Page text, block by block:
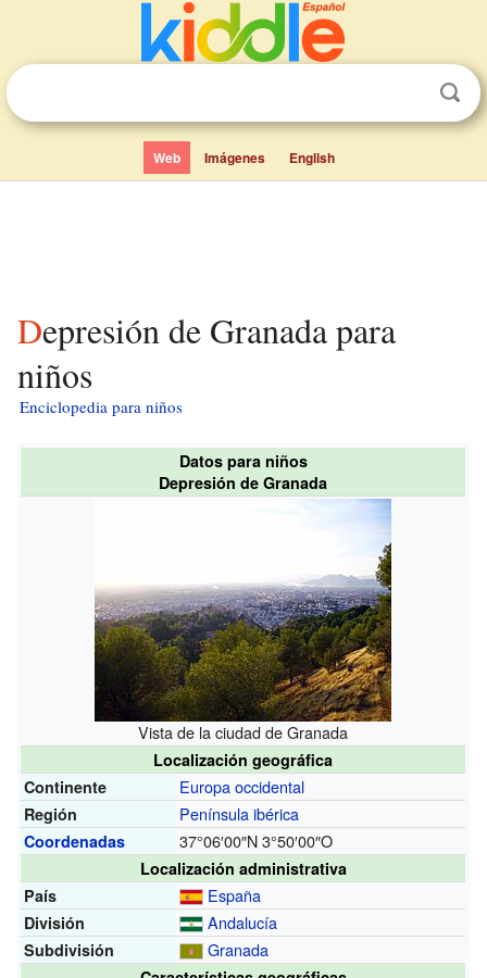
Web Imágenes English
Depresión de Granada para
niños
Enciclopedia para niños
Datos para niños
Depresión de Granada
Vista de la ciudad de Granada
Localización geográfica
Continente
Europa occidental
Región Península ibérica
Coordenadas 37°06′00″N3°50′00″O
Localización administrativa
País
España
División Andalucía
Subdivisión Granada